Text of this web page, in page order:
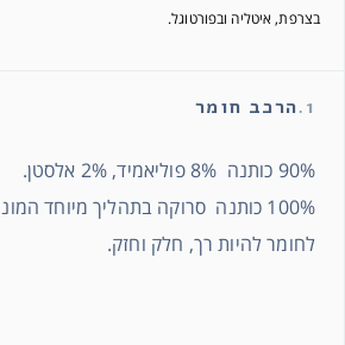
בצרפת, איטליה ובפורטוגל.
1. הרכב חומר
90% כותנה 8% פוליאמיד, 2% אלסטן.
100% כותנה סרוקה בתהליך מיוחד
לחומר להיות רך, חלק וחזק.